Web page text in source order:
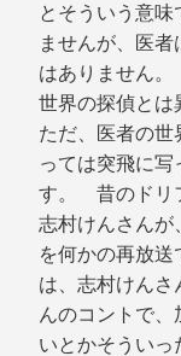
とそういう意
ませんが、医
はありません
世界の探偵とは
ただ、医者の世
っては突飛に写
す。 昔のドリ
志村けんさんが
を何かの再放
は、志村けんさ
んのコントで
いとかそういっ